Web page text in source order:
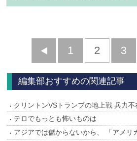
前
へ
1 2 3
編集部おすすめの関連記事
クリントンVSトランプの地上戦 兵力
テロでもっとも怖いものは
アジアでは儲からないから、 「アメリ